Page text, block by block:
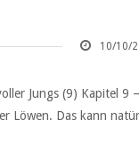
10/10/
Jungs (9)
Löwen. Das kann